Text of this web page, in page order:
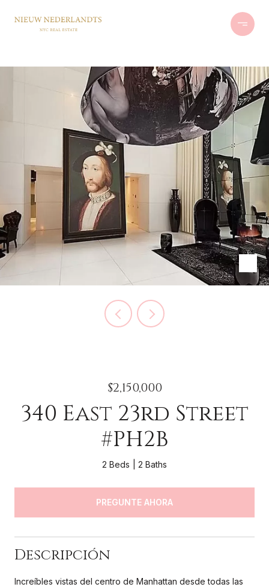
$2,150,000
340 East 23rd Street
#PH2B
2 Beds 2 Baths
PREGUNTE AHORA
Increíbles vistas del centro de Manhattan desde todas las